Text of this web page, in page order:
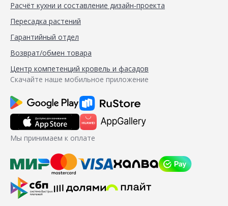
Расчёт кухни и составление дизайн-проекта
Пересадка растений
Гарантийный отдел
Возврат/обмен товара
Центр компетенций кровель и фасадов
Скачайте наше мобильное приложение
Мы принимаем к оплате